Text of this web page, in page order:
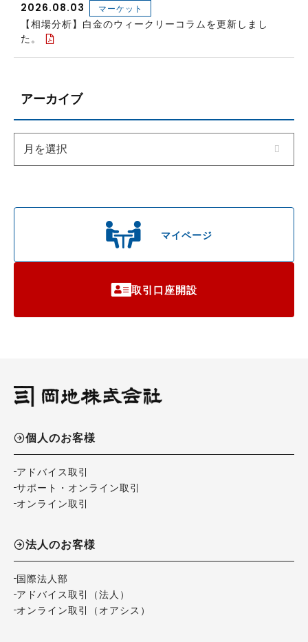
マイページ
取引口座開設
2026.08.03 マーケット
【相場分析】白金のウィークリーコラムを更新しまし
た。
アーカイブ
個人のお客様
アドバイス取引
サポート・オンライン取引
オンライン取引
法人のお客様
国際法人部
アドバイス取引（法人）
オンライン取引（オアシス）